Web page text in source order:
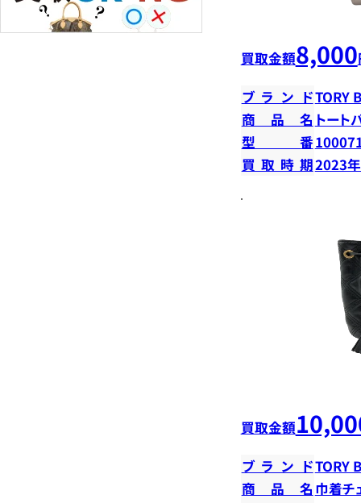
買取金額8,000
ブランドTORY
商品名 トート
型番
買取時期2023
買取金額
ブランドTORY
商品名 巾着チ